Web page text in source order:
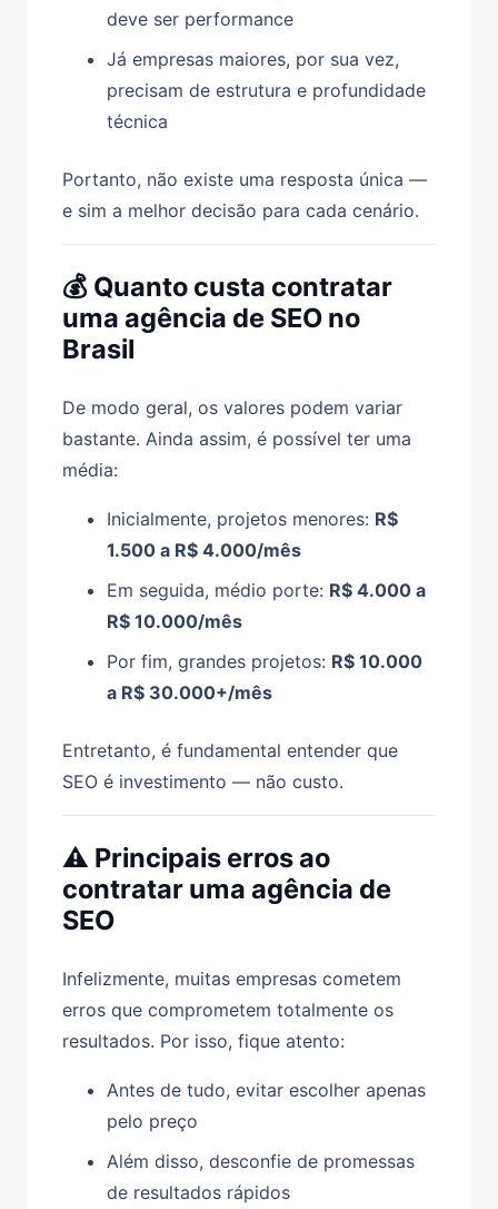
deve ser performance
Já empresas maiores, por sua vez,
precisam de estrutura e profundidade
técnica
Portanto, não existe uma resposta única —
e sim a melhor decisão para cada cenário.
💰 Quanto custa contratar
uma agência de SEO no
Brasil
De modo geral, os valores podem variar
bastante. Ainda assim, é possível ter uma
média:
Inicialmente, projetos menores: R$
1.500 a R$ 4.000/mês
Em seguida, médio porte: R$ 4.000 a
R$ 10.000/mês
Por fim, grandes projetos: R$ 10.000
a R$ 30.000+/mês
Entretanto, é fundamental entender que
SEO é investimento — não custo.
⚠️ Principais erros ao
contratar uma agência de
SEO
Infelizmente, muitas empresas cometem
erros que comprometem totalmente os
resultados. Por isso, fique atento:
Antes de tudo, evitar escolher apenas
pelo preço
Além disso, desconfie de promessas
de resultados rápidos